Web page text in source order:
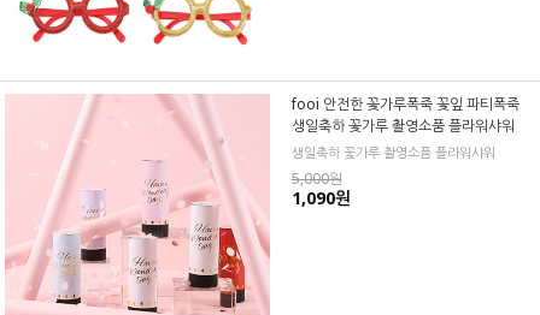
fooi 안전한 꽃가루폭죽 꽃잎 파티폭죽
생일축하 꽃가루 촬영소품 플라워샤워
생일축하 꽃가루 촬영소픔 플라워샤워
5,000원
1,090원